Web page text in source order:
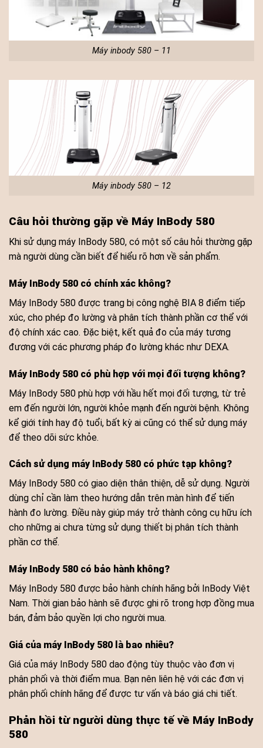
Máy inbody 580 – 11
Máy inbody 580 – 12
Câu hỏi thường gặp về Máy InBody 580
Khi sử dụng máy InBody 580, có một số câu hỏi thường gặp
mà người dùng cần biết để hiểu rõ hơn về sản phẩm.
Máy InBody 580 có chính xác không?
Máy InBody 580 được trang bị công nghệ BIA 8 điểm tiếp
xúc, cho phép đo lường và phân tích thành phần cơ thể với
độ chính xác cao. Đặc biệt, kết quả đo của máy tương
đương với các phương pháp đo lường khác như DEXA.
Máy InBody 580 có phù hợp với mọi đối tượng không?
Máy InBody 580 phù hợp với hầu hết mọi đối tượng, từ trẻ
em đến người lớn, người khỏe mạnh đến người bệnh. Không
kể giới tính hay độ tuổi, bất kỳ ai cũng có thể sử dụng máy
để theo dõi sức khỏe.
Cách sử dụng máy InBody 580 có phức tạp không?
Máy InBody 580 có giao diện thân thiện, dễ sử dụng. Người
dùng chỉ cần làm theo hướng dẫn trên màn hình để tiến
hành đo lường. Điều này giúp máy trở thành công cụ hữu ích
cho những ai chưa từng sử dụng thiết bị phân tích thành
phần cơ thể.
Máy InBody 580 có bảo hành không?
Máy InBody 580 được bảo hành chính hãng bởi InBody Việt
Nam. Thời gian bảo hành sẽ được ghi rõ trong hợp đồng mua
bán, đảm bảo quyền lợi cho người mua.
Giá của máy InBody 580 là bao nhiêu?
Giá của máy InBody 580 dao động tùy thuộc vào đơn vị
phân phối và thời điểm mua. Bạn nên liên hệ với các đơn vị
phân phối chính hãng để được tư vấn và báo giá chi tiết.
Phản hồi từ người dùng thực tế về Máy InBody
580